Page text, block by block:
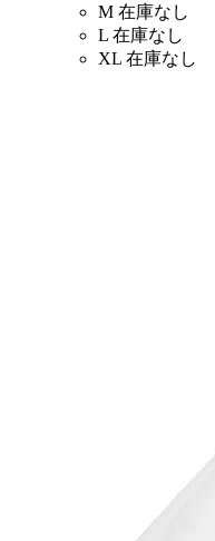
M 在庫なし
L 在庫なし
XL 在庫なし